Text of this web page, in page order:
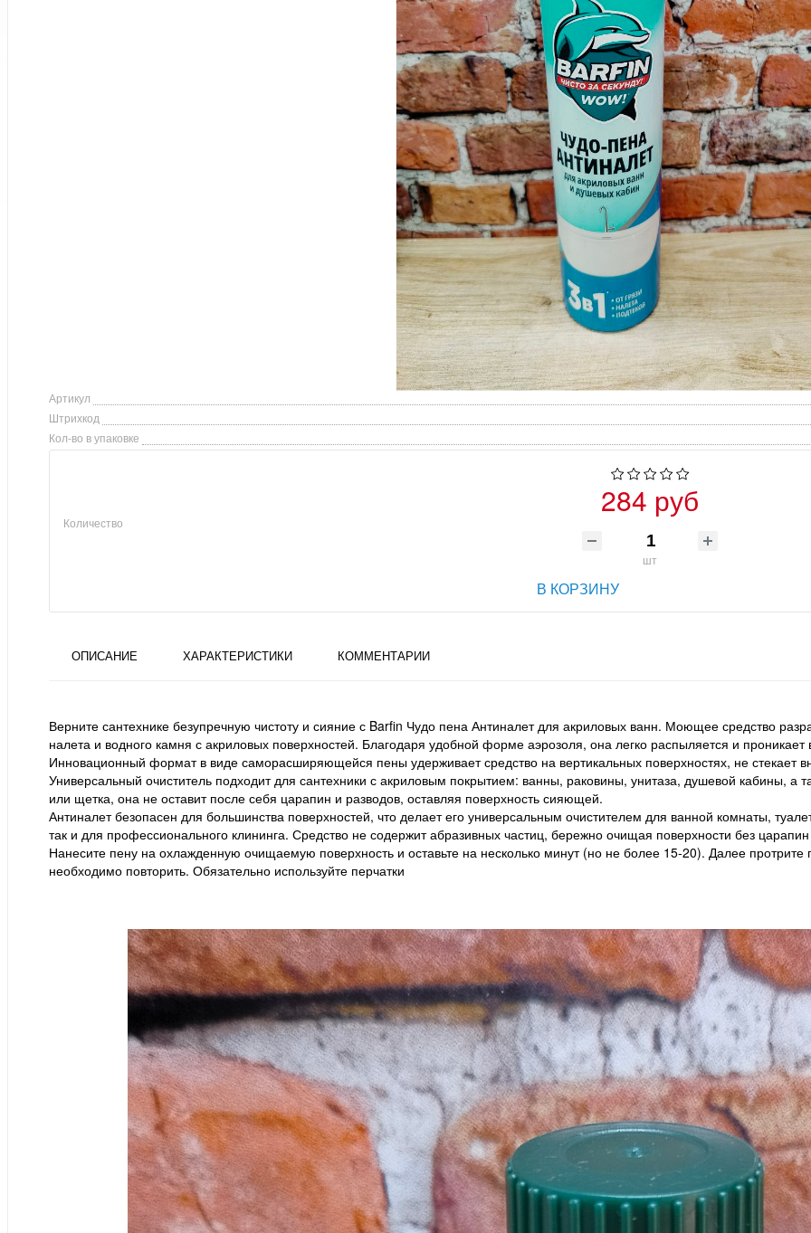
Артикул
Штрихкод
Кол-во в упаковке
284 руб
Количество
шт
В КОРЗИНУ
ОПИСАНИЕ ХАРАКТЕРИСТИКИ КОММЕНТАРИИ
Верните сантехнике безупречную чистоту и сияние с Barfin Чудо пена Антиналет для акриловых ванн. Моющее средство
налета и водного камня с акриловых поверхностей. Благодаря удобной форме аэрозоля, она легко распыляется и
Инновационный формат в виде саморасширяющейся пены удерживает средство на вертикальных поверхностях, не стекает
Универсальный очиститель подходит для сантехники с акриловым покрытием: ванны, раковины, унитаза, душевой кабины,
или щетка, она не оставит после себя царапин и разводов, оставляя поверхность сияющей.
Антиналет безопасен для большинства поверхностей, что делает его универсальным очистителем для ванной комнаты,
так и для профессионального клининга. Средство не содержит абразивных частиц, бережно очищая поверхности без
Нанесите пену на охлажденную очищаемую поверхность и оставьте на несколько минут (но не более 15-20). Далее протрите
необходимо повторить. Обязательно используйте перчатки